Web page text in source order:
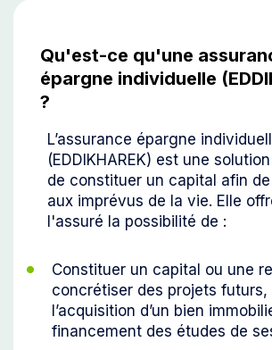
Qu'est-ce qu'une
épargne individuelle
?
L’assurance épargne
(EDDIKHAREK) est une
de constituer un capital afin
aux imprévus de la vie. Elle
l'assuré la possibilité de :
Constituer un capital ou une
concrétiser des projets futurs,
l’acquisition d’un bien
financement des études de